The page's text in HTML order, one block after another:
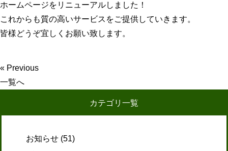
ホームページをリニューアルしました！
これからも質の高いサービスをご提供していきます。
皆様どうぞ宜しくお願い致します。
« Previous
一覧へ
カテゴリ一覧
お知らせ (51)